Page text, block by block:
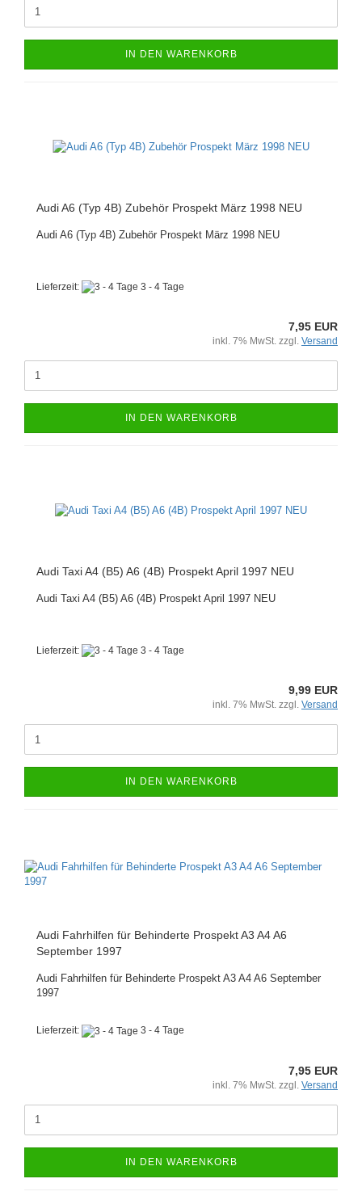
IN DEN WARENKORB
Audi A6 (Typ 4B) Zubehör Prospekt März 1998 NEU
Audi A6 (Typ 4B) Zubehör Prospekt März 1998 NEU
Lieferzeit: 3 - 4 Tage
7,95 EUR
inkl. 7% MwSt. zzgl. Versand
IN DEN WARENKORB
Audi Taxi A4 (B5) A6 (4B) Prospekt April 1997 NEU
Audi Taxi A4 (B5) A6 (4B) Prospekt April 1997 NEU
Lieferzeit: 3 - 4 Tage
9,99 EUR
inkl. 7% MwSt. zzgl. Versand
IN DEN WARENKORB
Audi Fahrhilfen für Behinderte Prospekt A3 A4 A6
September 1997
Audi Fahrhilfen für Behinderte Prospekt A3 A4 A6 September
1997
Lieferzeit: 3 - 4 Tage
7,95 EUR
inkl. 7% MwSt. zzgl. Versand
IN DEN WARENKORB